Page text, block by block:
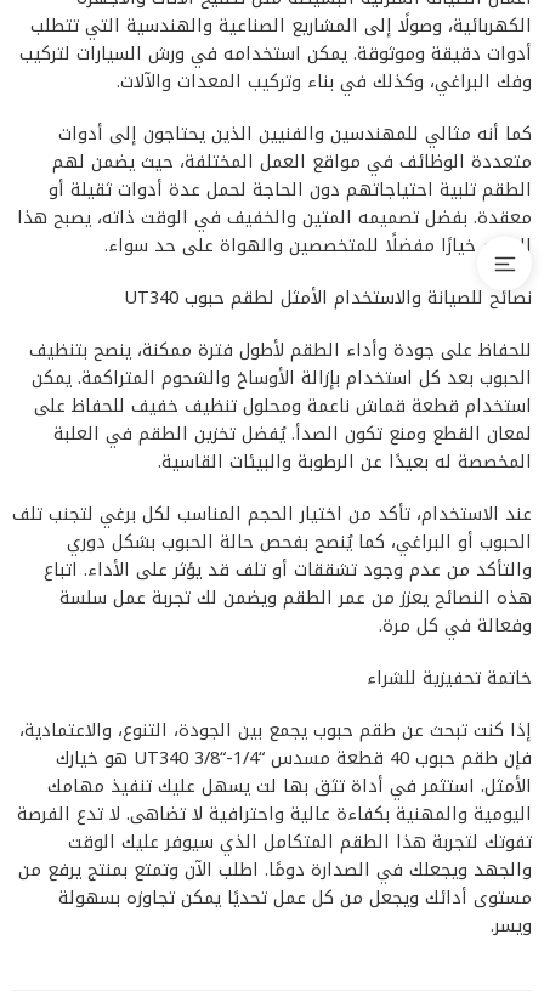
الكهربائية، وصولًا إلى المشاريع الصناعية والهندسية التي تتطلب
أدوات دقيقة وموثوقة. يمكن استخدامه في ورش السيارات لتركيب
وفك البراغي، وكذلك في بناء وتركيب المعدات والآلات.
كما أنه مثالي للمهندسين والفنيين الذين يحتاجون إلى أدوات
متعددة الوظائف في مواقع العمل المختلفة، حيث يضمن لهم
الطقم تلبية احتياجاتهم دون الحاجة لحمل عدة أدوات ثقيلة أو
معقدة. بفضل تصميمه المتين والخفيف في الوقت ذاته، يصبح هذا
الطقم خيارًا مفضلًا للمتخصصين والهواة على حد سواء.
نصائح للصيانة والاستخدام الأمثل لطقم حبوب UT340
للحفاظ على جودة وأداء الطقم لأطول فترة ممكنة، ينصح بتنظيف
الحبوب بعد كل استخدام بإزالة الأوساخ والشحوم المتراكمة. يمكن
استخدام قطعة قماش ناعمة ومحلول تنظيف خفيف للحفاظ على
لمعان القطع ومنع تكون الصدأ. يُفضل تخزين الطقم في العلبة
المخصصة له بعيدًا عن الرطوبة والبيئات القاسية.
عند الاستخدام، تأكد من اختيار الحجم المناسب لكل برغي لتجنب تلف
الحبوب أو البراغي، كما يُنصح بفحص حالة الحبوب بشكل دوري
والتأكد من عدم وجود تشققات أو تلف قد يؤثر على الأداء. اتباع
هذه النصائح يعزز من عمر الطقم ويضمن لك تجربة عمل سلسة
وفعالة في كل مرة.
خاتمة تحفيزية للشراء
إذا كنت تبحث عن طقم حبوب يجمع بين الجودة، التنوع، والاعتمادية،
فإن طقم حبوب 40 قطعة مسدس “1/4-“3/8 UT340 هو خيارك
الأمثل. استثمر في أداة تثق بها لت يسهل عليك تنفيذ مهامك
اليومية والمهنية بكفاءة عالية واحترافية لا تضاهى. لا تدع الفرصة
تفوتك لتجربة هذا الطقم المتكامل الذي سيوفر عليك الوقت
والجهد ويجعلك في الصدارة دومًا. اطلب الآن وتمتع بمنتج يرفع من
مستوى أدائك ويجعل من كل عمل تحديًا يمكن تجاوزه بسهولة
ويسر.